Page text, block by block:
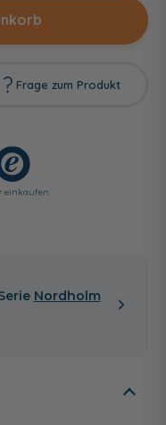
Frage zum Produkt
einkaufen
Nordholm